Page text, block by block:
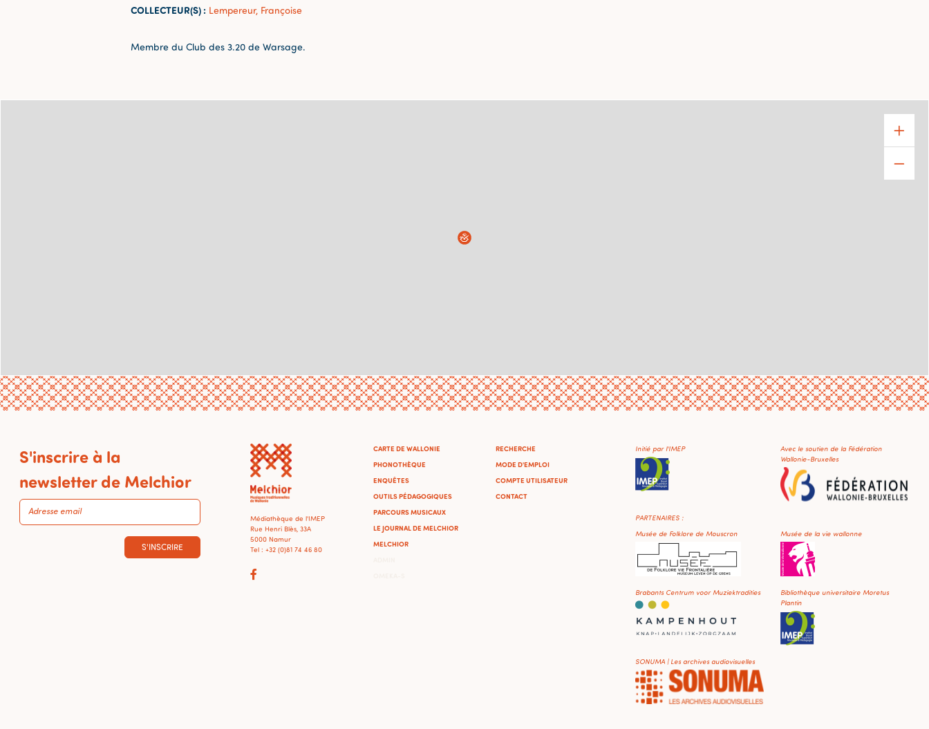
COLLECTEUR(S) : Lempereur, Françoise
Membre du Club des 3.20 de Warsage.
S'inscrire à la
newsletter de Melchior
S'INSCRIRE
Médiathèque de l'IMEP
Rue Henri Blès, 33A
5000 Namur
Tel : +32 (0)81 74 46 80
CARTE DE WALLONIE
PHONOTHÈQUE
ENQUÊTES
OUTILS PÉDAGOGIQUES
PARCOURS MUSICAUX
LE JOURNAL DE MELCHIOR
MELCHIOR
RECHERCHE
MODE D'EMPLOI
COMPTE UTILISATEUR
CONTACT
Initié par l'IMEP
Avec le soutien de la Fédération
Wallonie-Bruxelles
PARTENAIRES :
Musée de Folklore de Mouscron
Musée de la vie wallonne
Brabants Centrum voor Muziektradities
Bibliothèque universitaire Moretus
Plantin
SONUMA | Les archives audiovisuelles